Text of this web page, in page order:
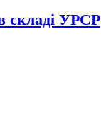
складі УРСР